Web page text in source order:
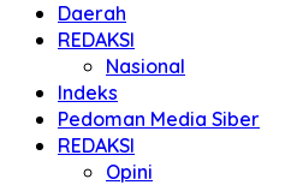
Daerah
REDAKSI
Nasional
Indeks
Pedoman Media Siber
REDAKSI
Opini